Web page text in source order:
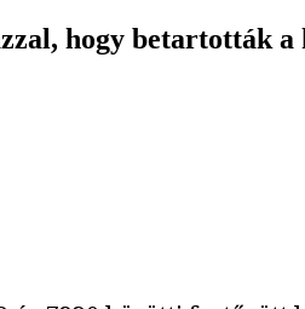
hogy betartották a